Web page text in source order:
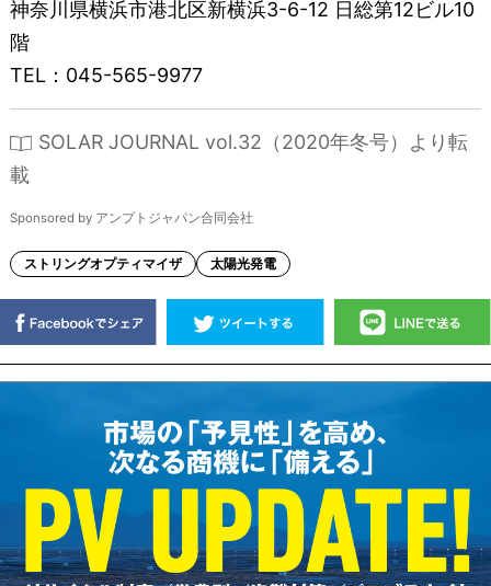
神奈川県横浜市港北区新横浜3-6-12 日総第12ビル10
階
TEL：045-565-9977
SOLAR JOURNAL vol.32（2020年冬号）より転
載
Sponsored by アンプトジャパン合同会社
ストリングオプティマイザ 太陽光発電